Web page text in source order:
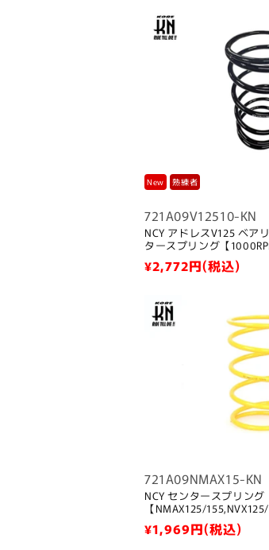
シ
ョ
New 熟練者
721A09V12510-KN
NCY アドレスV125 ベア
タースプリング【
通
価
格
¥2,772円(税込)
721A09NMAX15-KN
NCY センタースプリング
【NMAX125/
通
¥1,969円(税込)